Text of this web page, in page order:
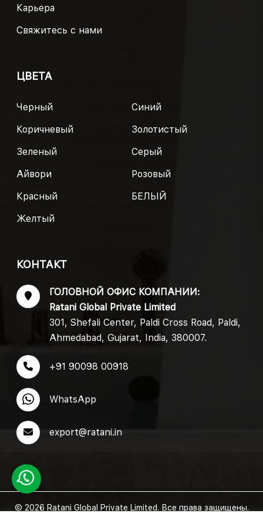
Карьера
Свяжитесь с нами
ЦВЕТА
Черный
Синий
Коричневый
Золотистый
Зеленый
Серый
Айвори
Розовый
Красный
БЕЛЫЙ
Желтый
КОНТАКТ
ГОЛОВНОЙ ОФИС КОМПАНИИ:
Ratani Global Private Limited
301, Shefali Center, Paldi Cross Road, Paldi,
Ahmedabad, Gujarat, India, 380007.
+91 90098 00918
WhatsApp
export@ratani.in
© 2026 Ratani Global Private Limited. Все права защищены.